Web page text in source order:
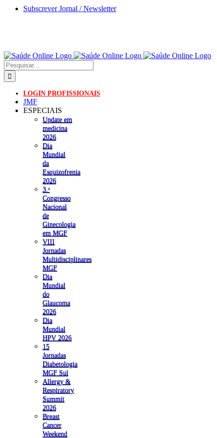
Skip
Subscrever Jornal / Newsletter
Pesquisar
LOGIN PROFISSIONAIS
JMF
ESPECIAIS
Update em
medicina
2026
Dia
Mundial
da
Esquizofrenia
2026
3.ᵒ
Congresso
Nacional
de
Ginecologia
em MGF
VIII
Jornadas
Multidisciplinares
MGF
Dia
Mundial
do
Glaucoma
2026
Dia
Mundial
HPV 2026
15
Jornadas
Diabetologia
MGF Sul
Allergy &
Respiratory
Summit
2026
Breast
Cancer
Weekend